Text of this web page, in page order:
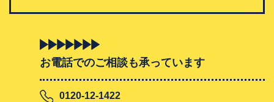
お電話でのご相談も承っています
0120-12-1422